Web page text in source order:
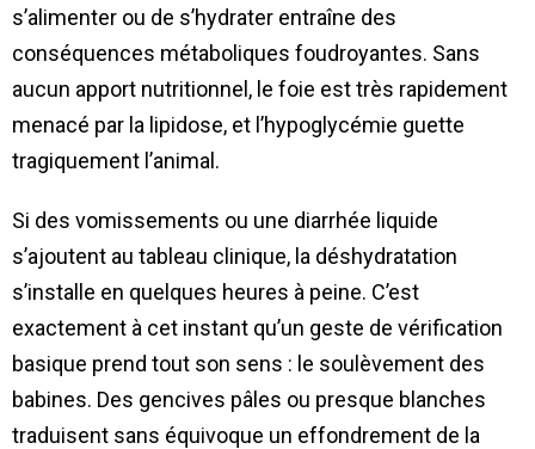
s’alimenter ou de s’hydrater entraîne des
conséquences métaboliques foudroyantes. Sans
aucun apport nutritionnel, le foie est très rapidement
menacé par la lipidose, et l’hypoglycémie guette
tragiquement l’animal.
Si des vomissements ou une diarrhée liquide
s’ajoutent au tableau clinique, la déshydratation
s’installe en quelques heures à peine. C’est
exactement à cet instant qu’un geste de vérification
basique prend tout son sens : le soulèvement des
babines. Des gencives pâles ou presque blanches
traduisent sans équivoque un effondrement de la